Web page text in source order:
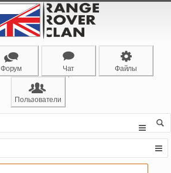
Форум Чат Файлы
Пользователи